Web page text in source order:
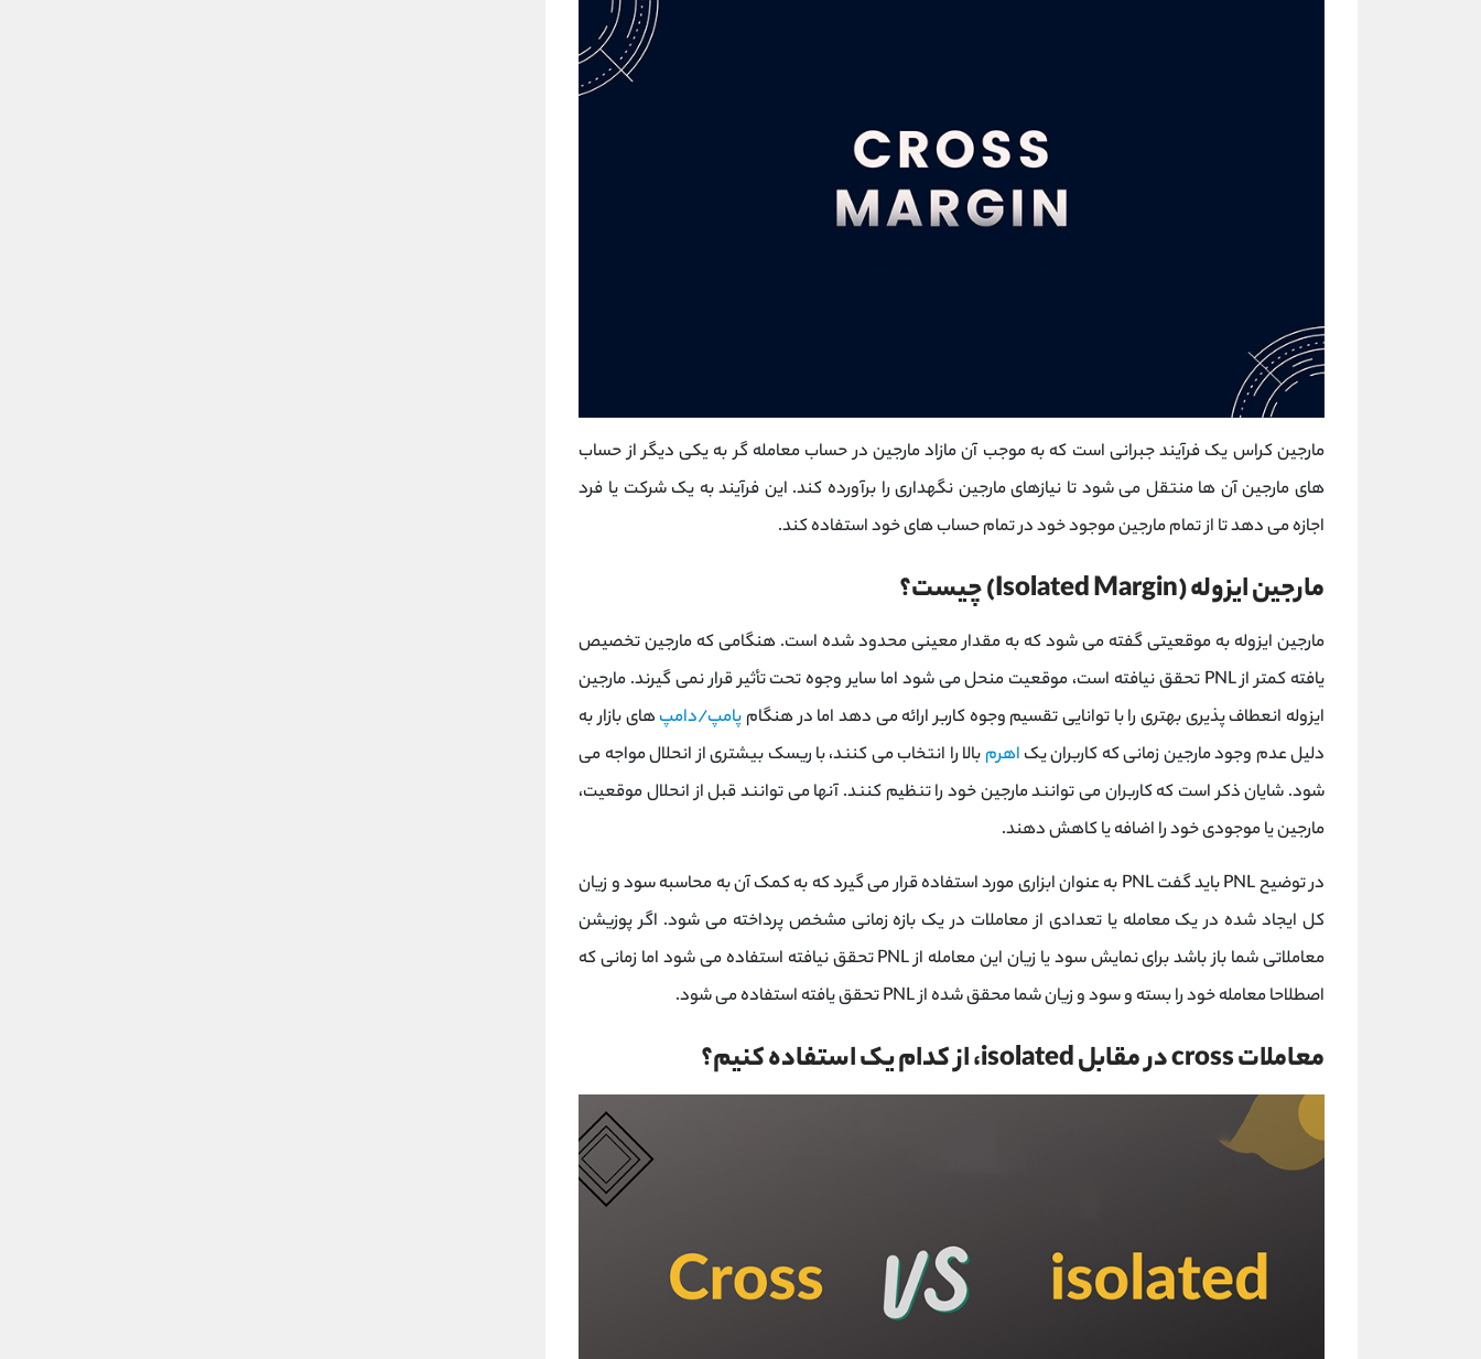
مارجین کراس یک فرآیند جبرانی است که به موجب آن مازاد مارجین در حساب معامله‌ گر به یکی دیگر از حساب‌
های مارجین آن ‌ها منتقل می ‌شود تا نیازهای مارجین نگهداری را برآورده کند. این فرآیند به یک شرکت یا فرد
اجازه می دهد تا از تمام مارجین موجود خود در تمام حساب های خود استفاده کند.
مارجین ایزوله (Isolated Margin) چیست؟
مارجین ایزوله به موقعیتی گفته می شود که به مقدار معینی محدود شده است. هنگامی که مارجین تخصیص
یافته کمتر از PNL تحقق نیافته است، موقعیت منحل می شود اما سایر وجوه تحت تأثیر قرار نمی گیرند. مارجین
ایزوله انعطاف ‌پذیری بهتری را با توانایی تقسیم وجوه کاربر ارائه می ‌دهد اما در هنگام پامپ/دامپهای بازار به
دلیل عدم وجود مارجین زمانی که کاربران یک اهرم بالا را انتخاب می ‌کنند، با ریسک بیشتری از انحلال مواجه می
‌شود. شایان ذکر است که کاربران می توانند مارجین خود را تنظیم کنند. آنها می توانند قبل از انحلال موقعیت،
مارجین یا موجودی خود را اضافه یا کاهش دهند.
در توضیح PNL باید گفت PNL به عنوان ابزاری مورد استفاده قرار می گیرد که به کمک آن به محاسبه سود و زیان
کل ایجاد شده در یک معامله یا تعدادی از معاملات در یک بازه زمانی مشخص پرداخته می شود. اگر پوزیشن
معاملاتی شما باز باشد برای نمایش سود یا زیان این معامله از PNL تحقق نیافته استفاده می شود اما زمانی که
اصطلاحا معامله خود را بسته و سود و زیان شما محقق شده از PNL تحقق یافته استفاده می شود.
معاملات cross در مقابل isolated، از کدام یک استفاده کنیم؟